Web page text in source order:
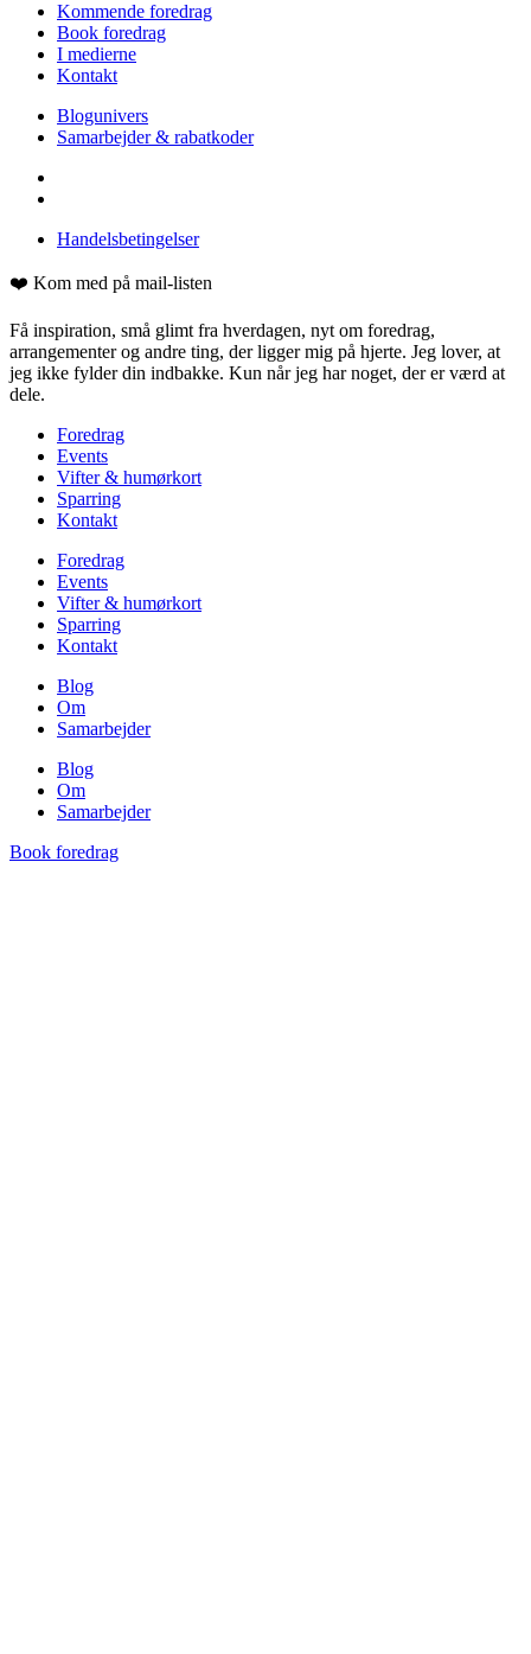
Kommende foredrag
Book foredrag
I medierne
Kontakt
Blogunivers
Samarbejder & rabatkoder
Handelsbetingelser
❤️ Kom med på mail-listen
Få inspiration, små glimt fra hverdagen, nyt om foredrag,
arrangementer og andre ting, der ligger mig på hjerte. Jeg lover, at
jeg ikke fylder din indbakke. Kun når jeg har noget, der er værd at
dele.
Foredrag
Events
Vifter & humørkort
Sparring
Kontakt
Foredrag
Events
Vifter & humørkort
Sparring
Kontakt
Blog
Om
Samarbejder
Blog
Om
Samarbejder
Book foredrag